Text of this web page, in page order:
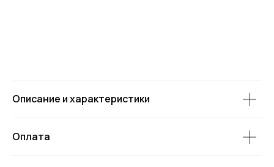
Описание и характеристики
Оплата